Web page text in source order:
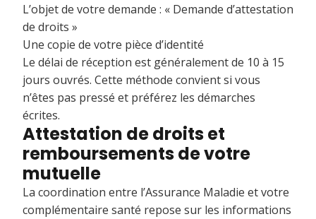
L’objet de votre demande : « Demande d’attestation
de droits »
Une copie de votre pièce d’identité
Le délai de réception est généralement de 10 à 15
jours ouvrés. Cette méthode convient si vous
n’êtes pas pressé et préférez les démarches
écrites.
Attestation de droits et
remboursements de votre
mutuelle
La coordination entre l’Assurance Maladie et votre
complémentaire santé repose sur les informations